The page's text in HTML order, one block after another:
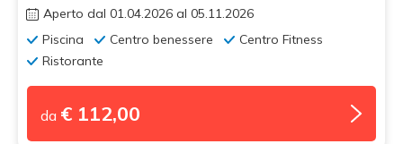
Aperto dal 01.04.2026 al 05.11.2026
Piscina
Centro benessere
Centro Fitness
Ristorante
da € 112,00